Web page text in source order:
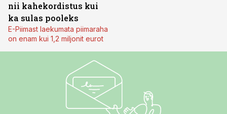
nii kahekordistus kui
ka sulas pooleks
E-Piimast laekumata piimaraha
on enam kui 1,2 miljonit eurot